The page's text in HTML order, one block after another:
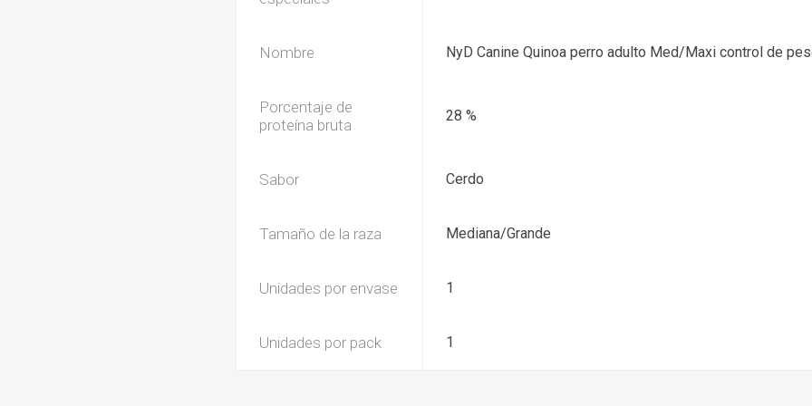
Nombre NyD Canine Quinoa perro adulto Med/Maxi control de
Porcentaje de
proteína bruta
28 %
Sabor Cerdo
Tamaño de la raza Mediana/Grande
Unidades por envase 1
Unidades por pack 1